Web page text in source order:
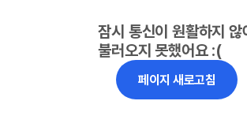
잠시 통신이 원활하지 않
불러오지 못했어요 :(
페이지 새로고침